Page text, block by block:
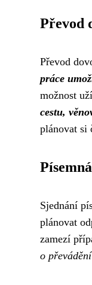
Převod
Převod
práce
možnost
cestu,
plánovat si
Sjednání
plánovat
zamezí
o